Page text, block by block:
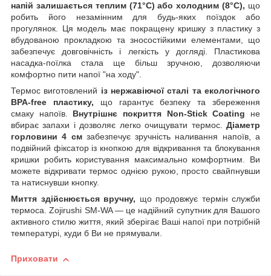
напій залишається теплим (71°C) або холодним (8°C), що
робить його незамінним для будь-яких поїздок або
прогулянок. Ця модель має покращену кришку з пластику з
вбудованою прокладкою та зносостійкими елементами, що
забезпечує довговічність і легкість у догляді. Пластикова
насадка-поїлка стала ще більш зручною, дозволяючи
комфортно пити напої "на ходу".
Термос виготовлений із нержавіючої сталі та екологічного
BPA-free пластику, що гарантує безпеку та збереження
смаку напоїв. Внутрішнє покриття Non-Stick Coating не
вбирає запахи і дозволяє легко очищувати термос. Діаметр
горловини 4 смзабезпечує зручність наливання напоїв, а
подвійний фіксатор із кнопкою для відкривання та блокування
кришки робить користування максимально комфортним. Ви
можете відкривати термос однією рукою, просто свайпнувши
та натиснувши кнопку.
Миття здійснюється вручну, що продовжує термін служби
термоса. Zojirushi SM-WA — це надійний супутник для Вашого
активного стилю життя, який зберігає Ваші напої при потрібній
температурі, куди б Ви не прямували.
Приховати